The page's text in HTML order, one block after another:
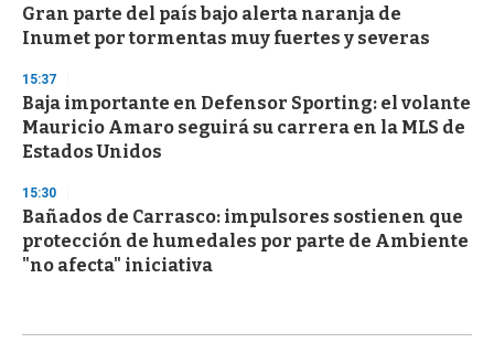
Gran parte del país bajo alerta naranja de
Inumet por tormentas muy fuertes y severas
15:37
Baja importante en Defensor Sporting: el volante
Mauricio Amaro seguirá su carrera en la MLS de
Estados Unidos
15:30
Bañados de Carrasco: impulsores sostienen que
protección de humedales por parte de Ambiente
"no afecta" iniciativa